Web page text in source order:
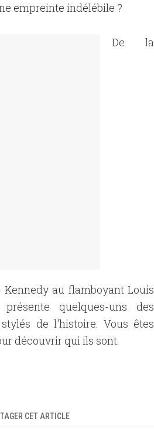
empreinte indélébile ?
De la
au flamboyant Louis
quelques-uns des
de l'histoire. Vous êtes
découvrir qui ils sont.
CET ARTICLE